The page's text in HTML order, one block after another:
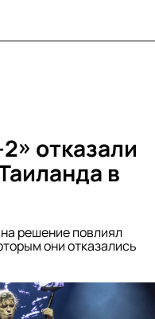
отказали
в
решение повлиял
они отказались